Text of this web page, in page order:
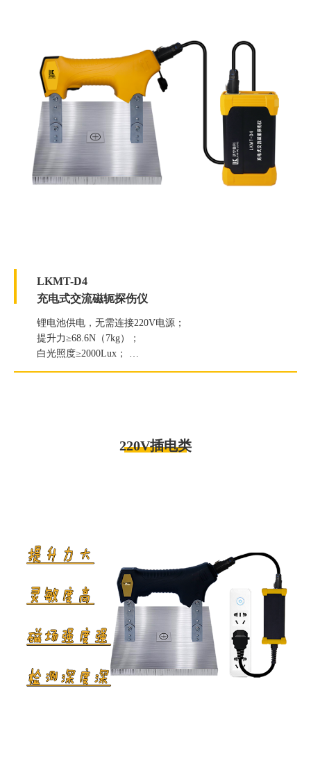
LKMT-D4
充电式交流磁轭探伤仪
锂电池供电，无需连接220V电源；
提升力≥68.6N（7kg）；
白光照度≥2000Lux；
220V插电类